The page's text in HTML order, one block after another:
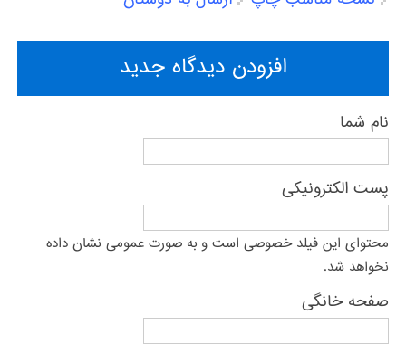
افزودن دیدگاه جدید
نام شما
پست الکترونیکی
محتوای این فیلد خصوصی است و به صورت عمومی نشان داده
نخواهد شد.
صفحه خانگی